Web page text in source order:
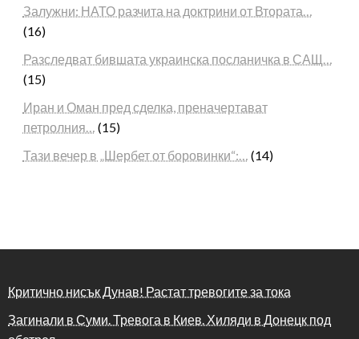
Залужни: НАТО разчита на доктрини от Втората…
(16)
Разследват бившата украинска посланичка в САЩ…
(15)
Иран и Оман пред сделка, преначертават
петролния… (15)
Тази вечер в „Шербет от боровинки“:… (14)
Критично нисък Дунав! Растат тревогите за тока
Загинали в Суми. Тревога в Киев. Хиляди в Донецк под